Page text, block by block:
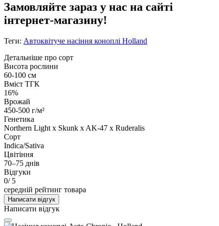
Замовляйте зараз у нас на сайті
інтернет-магазину!
Теги: Автоквітуче насіння коноплі Holland
Детальніше про сорт
Висота рослини
60-100 см
Вміст ТГК
16%
Врожай
450-500 г/м²
Генетика
Northern Light x Skunk x AK-47 x Ruderalis
Сорт
Indica/Sativa
Цвітіння
70–75 днів
Відгуки
0/ 5
середній рейтинг товара
Написати відгук
Написати відгук